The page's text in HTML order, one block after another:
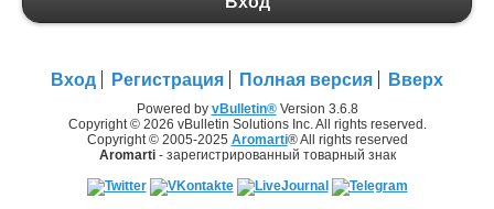
Вход Регистрация Полная версия Вверх
Powered by vBulletin®Version 3.6.8
Copyright © 2026 vBulletin Solutions Inc. All rights reserved.
Copyright © 2005-2025 Aromarti® All rights reserved
Aromarti- зарегистрированный товарный знак